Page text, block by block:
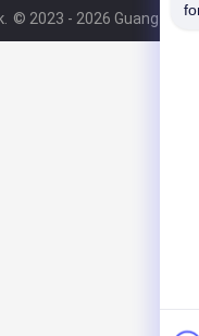
© 2023 - 2026 Guangzhou